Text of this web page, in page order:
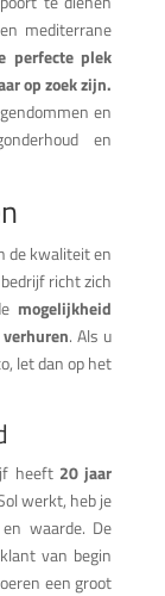
mediterrane
perfecte plek
op zoek zijn.
en
en
de kwaliteit en
richt zich
mogelijkheid
. Als u
let dan op het
heeft 20 jaar
werkt, heb je
waarde. De
van begin
een groot